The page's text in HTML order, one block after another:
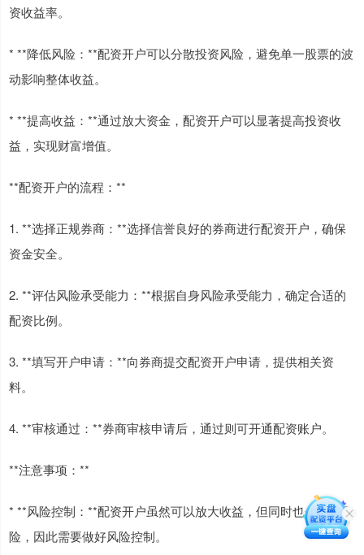
资收益率。
* **降低风险：**配资开户可以分散投资风险，避免单一股票的波
动影响整体收益。
* **提高收益：**通过放大资金，配资开户可以显著提高投资收
益，实现财富增值。
**配资开户的流程：**
1. **选择正规券商：**选择信誉良好的券商进行配资开户，确保
资金安全。
2. **评估风险承受能力：**根据自身风险承受能力，确定合适的
配资比例。
3. **填写开户申请：**向券商提交配资开户申请，提供相关资
料。
4. **审核通过：**券商审核申请后，通过则可开通配资账户。
**注意事项：**
* **风险控制：**配资开户虽然可以放大收益，但同时也会放大风
险，因此需要做好风险控制。